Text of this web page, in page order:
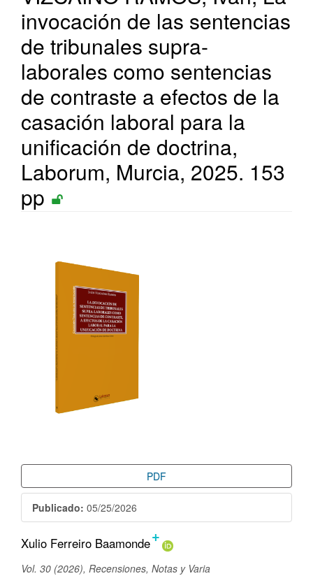
invocación de las sentencias
de tribunales supra-
laborales como sentencias
de contraste a efectos de la
casación laboral para la
unificación de doctrina,
Laborum, Murcia, 2025. 153
pp
artículo
PDF
Publicado: 05/25/2026
Contenido
principal
Xulio Ferreiro Baamonde+
Vol. 30 (2026), Recensiones, Notas y Varia